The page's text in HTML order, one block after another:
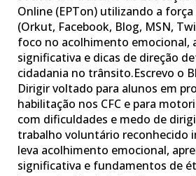
Online (EPTon) utilizando a
(Orkut, Facebook, Blog, MSN,
foco no acolhimento emocional,
significativa e dicas de direção
cidadania no trânsito.Escrevo o
Dirigir voltado para alunos em
habilitação nos CFC e para
com dificuldades e medo de
trabalho voluntário reconhecido
leva acolhimento emocional,
significativa e fundamentos de